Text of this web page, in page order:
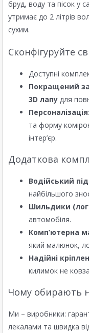
бруд, воду та пісок у
утримає до 2 літрів
сухим.
Сконфігуруйте
Доступні
Покращений
3D лапу для
Персоналізація:
та форму
інтер’єр.
Додаткова
Водійський
найбільшого
Шильдики
автомобіля.
Комп’ютерна
який малюнок,
Надійні
килимок не
Чому обирають
Ми – виробники:
лекалами та швидка